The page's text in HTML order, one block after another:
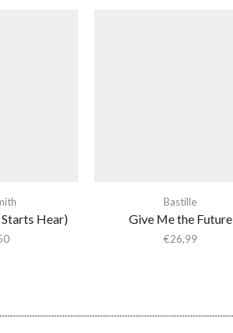
Hear)
Bastille
Give Me the Future
€26,99